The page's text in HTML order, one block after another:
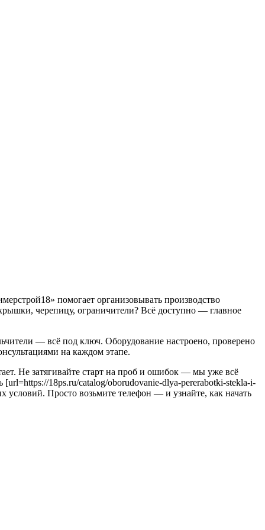
помогает организовывать производство
черепицу, ограничители? Всё доступно — главное
— всё под ключ. Оборудование настроено, проверено
на каждом этапе.
Не затягивайте старт на проб и ошибок — мы уже всё
18ps.ru/catalog/oborudovanie-dlya-pererabotki-stekla-i-
условий. Просто возьмите телефон — и узнайте, как начать